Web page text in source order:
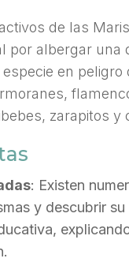
de las
por albergar
en
zarapitos y
: Existen
y descubrir